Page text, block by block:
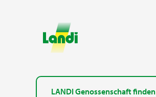
LANDI Genossenschaft finden